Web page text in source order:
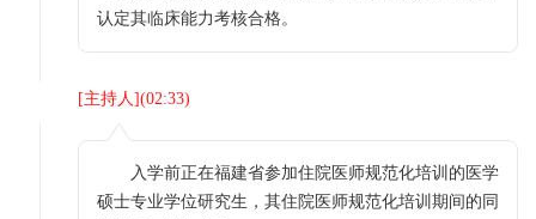
认定其临床能力考核合格。
[主持人 ](02:33)
入学前正在福建省参加住院医师规范化培训的医学
硕士专业学位研究生，其住院医师规范化培训期间的同